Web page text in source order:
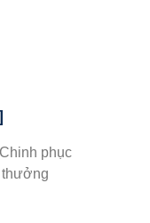
phục
thưởng